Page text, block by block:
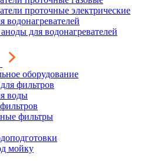
проточные электрические
водонагревателей
для водонагревателей
оборудование
фильтров
воды
фильтры
мойку